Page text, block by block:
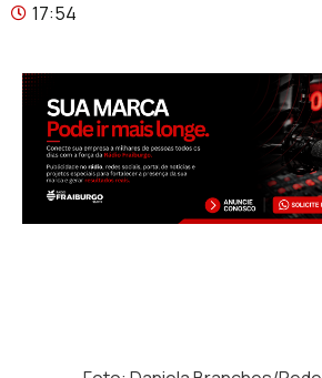
17:54